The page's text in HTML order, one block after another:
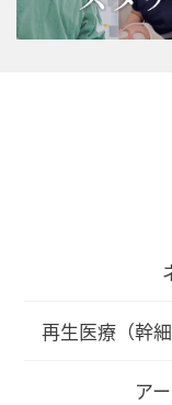
再生医療（幹
ア